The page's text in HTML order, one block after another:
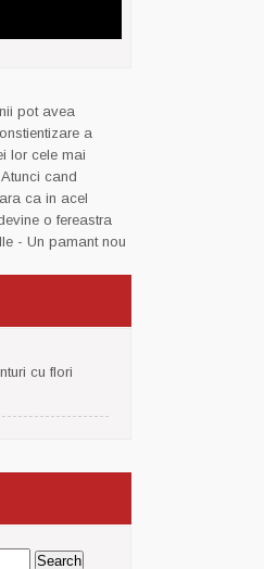
pot avea
a
lor cele mai
cand
ca in acel
o fereastra
- Un pamant nou
cu flori